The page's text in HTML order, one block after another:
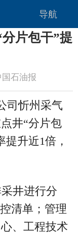
导航
片包干”提
国石油报
司忻州采气
井“分片包
升近1倍，
井进行分
清单；管理
、工程技术